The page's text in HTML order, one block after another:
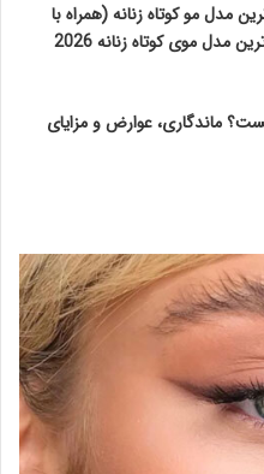
مدل مو کوتاه زنانه (همراه با
موی کوتاه زنانه 2026
ماندگاری، عوارض و مزایای